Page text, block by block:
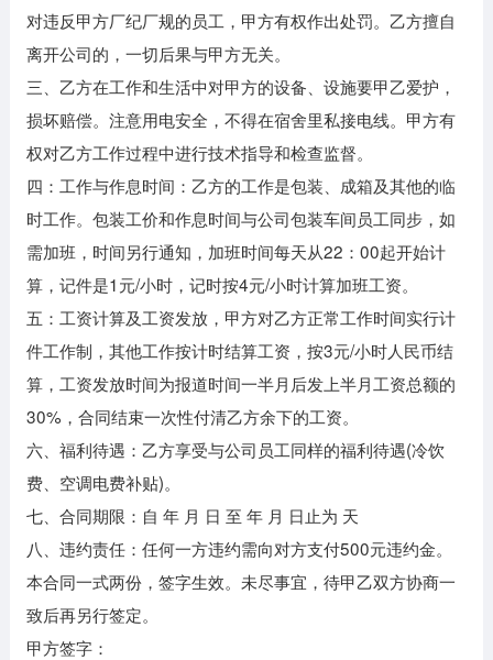
对违反甲方厂纪厂规的员工，甲方有权作出处罚。乙方擅自
离开公司的，一切后果与甲方无关。
三、乙方在工作和生活中对甲方的设备、设施要甲乙爱护，
损坏赔偿。注意用电安全，不得在宿舍里私接电线。甲方有
权对乙方工作过程中进行技术指导和检查监督。
四：工作与作息时间：乙方的工作是包装、成箱及其他的临
时工作。包装工价和作息时间与公司包装车间员工同步，如
需加班，时间另行通知，加班时间每天从22：00起开始计
算，记件是1元/小时，记时按4元/小时计算加班工资。
五：工资计算及工资发放，甲方对乙方正常工作时间实行计
件工作制，其他工作按计时结算工资，按3元/小时人民币结
算，工资发放时间为报道时间一半月后发上半月工资总额的
30%，合同结束一次性付清乙方余下的工资。
六、福利待遇：乙方享受与公司员工同样的福利待遇(冷饮
费、空调电费补贴)。
七、合同期限：自 年 月 日 至 年 月 日止为 天
八、违约责任：任何一方违约需向对方支付500元违约金。
本合同一式两份，签字生效。未尽事宜，待甲乙双方协商一
致后再另行签定。
甲方签字：